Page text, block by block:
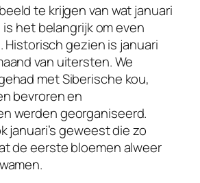
te krijgen van wat januari
het belangrijk om even
Historisch gezien is januari
van uitersten. We
met Siberische kou,
bevroren en
werden georganiseerd.
januari’s geweest die zo
de eerste bloemen alweer